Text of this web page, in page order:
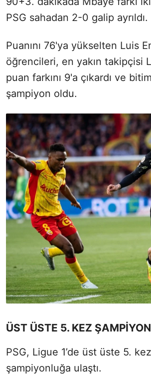
PSG sahadan 2-0 galip ayrıldı.
Puanını 76'ya yükselten Luis
öğrencileri, en yakın takipçisi
puan farkını 9'a çıkardı ve
şampiyon oldu.
ÜST ÜSTE 5. KEZ ŞAMPİYON
PSG, Ligue 1’de üst üste 5. kez
şampiyonluğa ulaştı.